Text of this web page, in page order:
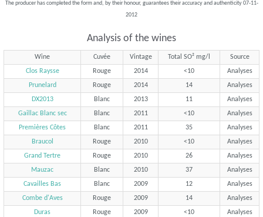
The producer has completed the form and, by their honour, guarantees their accuracy and authenticity 07-11-
2012
Analysis of the wines
Wine Cuvée Vintage Total SO² mg/l
Source
Clos Raysse
Rouge 2014 <10
Analyses
Prunelard
Rouge 2014 14
Analyses
DX2013
Blanc 2013 11
Analyses
Gaillac Blanc sec
Blanc 2011 <10
Analyses
Premières Côtes
Blanc 2011 35
Analyses
Braucol
Rouge 2010 <10
Analyses
Grand Tertre
Rouge 2010 26
Analyses
Mauzac
Blanc 2010 37
Analyses
Cavailles Bas
Blanc 2009 12
Analyses
Combe d'Aves
Rouge 2009 14
Analyses
Duras
Rouge 2009 <10
Analyses